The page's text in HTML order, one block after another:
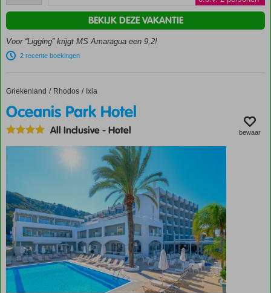
Een buffet- en
uitzicht
over zee
loopafstand
van hartje
Voor “Ligging” krijgt MS Amaragua een 9,2!
2 recente boekingen
BEKIJK DEZE VAKANTIE
Home
Griekenland Rhodos Ixia
Oceanis Park Hotel
Oceanis Park Hotel
All Inclusive-Hotel bewaar